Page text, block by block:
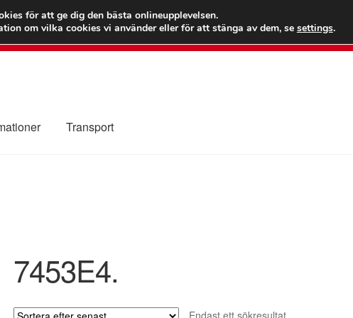
75 kr
Ring
Transport
7453E4.
Endast ett sökresultat
för att ge dig den bästa onlineupplevelsen.
om vilka cookies vi använder eller för att stänga av dem, se settings.